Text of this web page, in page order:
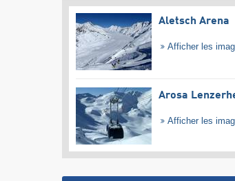
Aletsch Arena
Afficher les
Arosa
Afficher les